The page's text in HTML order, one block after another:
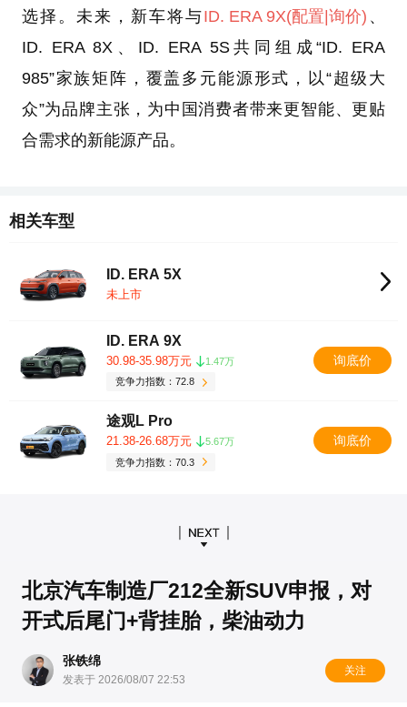
选择。未来，新车将与ID. ERA 9X(配置 |询价) 、
ID. ERA 8X、ID. ERA 5S共同组成“ID. ERA
985”家族矩阵，覆盖多元能源形式，以“超级大
众”为品牌主张，为中国消费者带来更智能、更贴
合需求的新能源产品。
相关车型
ID. ERA 5X
未上市
ID. ERA 9X
30.98-35.98万元
1.47万
竞争力指数：72.8
询底价
途观L Pro
21.38-26.68万元
5.67万
竞争力指数：70.3
询底价
北京汽车制造厂212全新SUV申报，对
开式后尾门+背挂胎，柴油动力
张铁绵
发表于 2026/08/07 22:53
关注